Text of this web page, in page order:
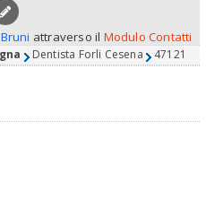
attraverso il Modulo Contatti
Dentista Forli Cesena 47121